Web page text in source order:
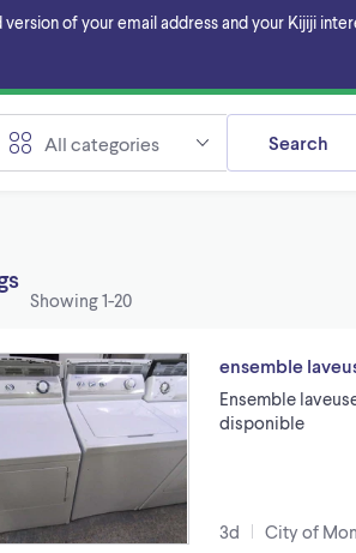
of your email address and your Kijiji
All categories Search
Showing1-20
ensemble
Ensemble
disponible
3d City of